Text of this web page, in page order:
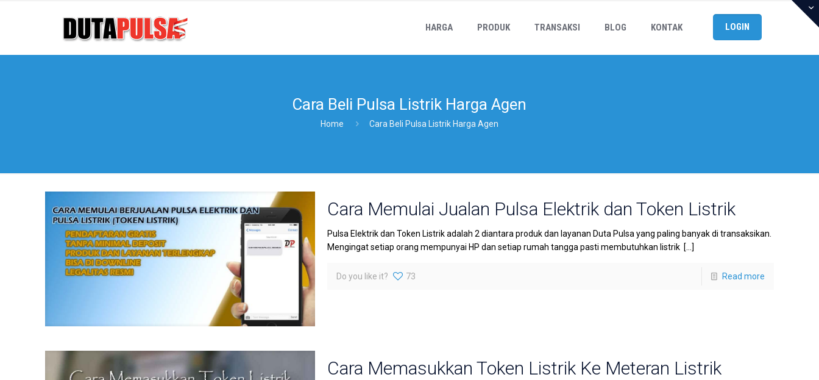
HARGA PRODUK TRANSAKSI BLOG KONTAK LOGIN
Cara Beli Pulsa Listrik Harga Agen
Home Cara Beli Pulsa Listrik Harga Agen
Cara Memulai Jualan Pulsa Elektrik dan Token Listrik
Pulsa Elektrik dan Token Listrik adalah 2 diantara produk dan layanan Duta Pulsa yang paling banyak di transaksikan.
Mengingat setiap orang mempunyai HP dan setiap rumah tangga pasti membutuhkan listrik […]
Do you like it? 73 Read more
Cara Memasukkan Token Listrik Ke Meteran Listrik